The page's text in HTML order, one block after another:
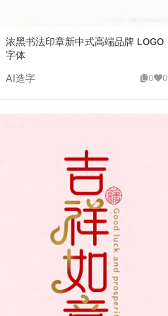
浓黑书法印章新中式高端品牌 LOGO
字体
AI造字 0 0